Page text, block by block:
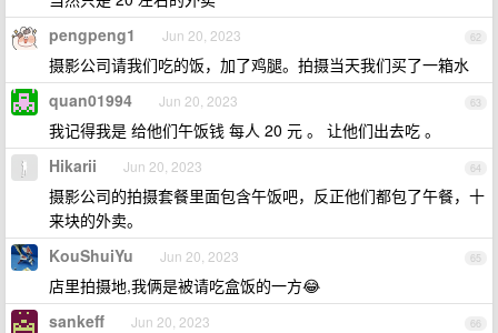
62
pengpeng1 Jun 20, 2023
摄影公司请我们吃的饭，加了鸡腿。拍摄当天我们买了一箱水
63
quan01994 Jun 20, 2023
我记得我是 给他们午饭钱 每人 20 元 。 让他们出去吃 。
64
Hikarii Jun 20, 2023
摄影公司的拍摄套餐里面包含午饭吧，反正他们都包了午餐，十
来块的外卖。
65
KouShuiYu Jun 20, 2023
店里拍摄地,我俩是被请吃盒饭的一方😂
66
sankeff Jun 20, 2023